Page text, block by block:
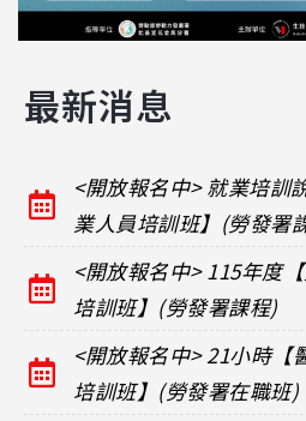
最新消息
<開放報名中> 就業培訓
業人員培訓班】(勞發署
<開放報名中> 115年度
培訓班】(勞發署課程)
<開放報名中> 21小時【
培訓班】(勞發署在職班)